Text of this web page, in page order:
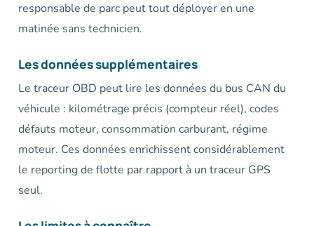
responsable de parc peut tout déployer en une
matinée sans technicien.
Les données supplémentaires
Le traceur OBD peut lire les données du bus CAN du
véhicule : kilométrage précis (compteur réel), codes
défauts moteur, consommation carburant, régime
moteur. Ces données enrichissent considérablement
le reporting de flotte par rapport à un traceur GPS
seul.